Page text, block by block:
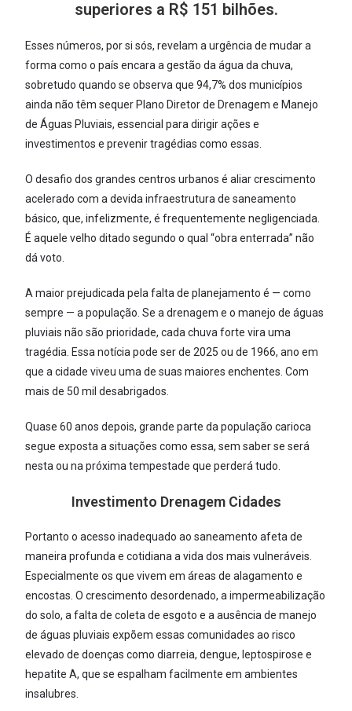
superiores a R$ 151 bilhões.
Esses números, por si sós, revelam a urgência de mudar a
forma como o país encara a gestão da água da chuva,
sobretudo quando se observa que 94,7% dos municípios
ainda não têm sequer Plano Diretor de Drenagem e Manejo
de Águas Pluviais, essencial para dirigir ações e
investimentos e prevenir tragédias como essas.
O desafio dos grandes centros urbanos é aliar crescimento
acelerado com a devida infraestrutura de saneamento
básico, que, infelizmente, é frequentemente negligenciada.
É aquele velho ditado segundo o qual “obra enterrada” não
dá voto.
A maior prejudicada pela falta de planejamento é — como
sempre — a população. Se a drenagem e o manejo de águas
pluviais não são prioridade, cada chuva forte vira uma
tragédia. Essa notícia pode ser de 2025 ou de 1966, ano em
que a cidade viveu uma de suas maiores enchentes. Com
mais de 50 mil desabrigados.
Quase 60 anos depois, grande parte da população carioca
segue exposta a situações como essa, sem saber se será
nesta ou na próxima tempestade que perderá tudo.
Investimento Drenagem Cidades
Portanto o acesso inadequado ao saneamento afeta de
maneira profunda e cotidiana a vida dos mais vulneráveis.
Especialmente os que vivem em áreas de alagamento e
encostas. O crescimento desordenado, a impermeabilização
do solo, a falta de coleta de esgoto e a ausência de manejo
de águas pluviais expõem essas comunidades ao risco
elevado de doenças como diarreia, dengue, leptospirose e
hepatite A, que se espalham facilmente em ambientes
insalubres.